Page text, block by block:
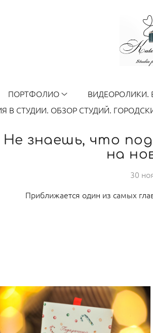
ПОРТФОЛИО ВИДЕОРОЛИКИ.
В СТУДИИ. ОБЗОР СТУДИЙ.
Не знаешь, что
на
30
Приближается один из самых